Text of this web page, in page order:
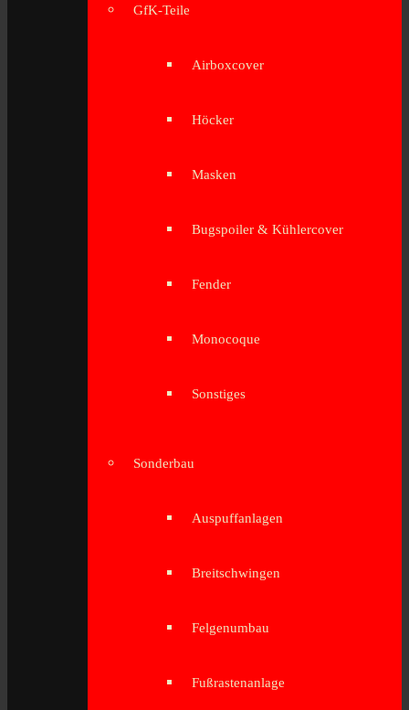
GfK-Teile
Airboxcover
Höcker
Masken
Bugspoiler & Kühlercover
Fender
Monocoque
Sonstiges
Sonderbau
Auspuffanlagen
Breitschwingen
Felgenumbau
Fußrastenanlage